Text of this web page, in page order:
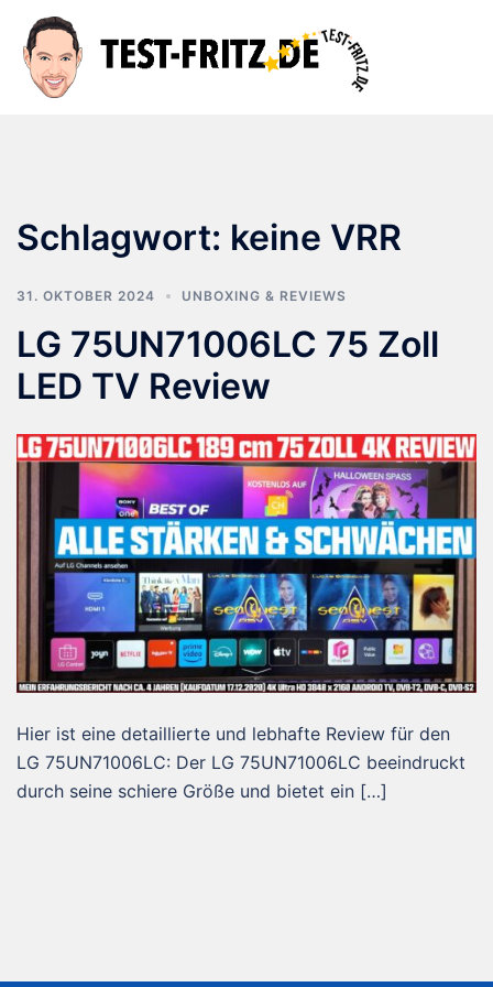
Inhalt
springen
Schlagwort: keine VRR
31. OKTOBER 2024 UNBOXING & REVIEWS
LG 75UN71006LC 75 Zoll
LED TV Review
Hier ist eine detaillierte und lebhafte Review für den
LG 75UN71006LC: Der LG 75UN71006LC beeindruckt
durch seine schiere Größe und bietet ein […]